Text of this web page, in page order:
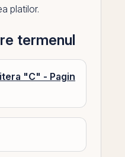
platilor.
termenul
"C" - Pagin